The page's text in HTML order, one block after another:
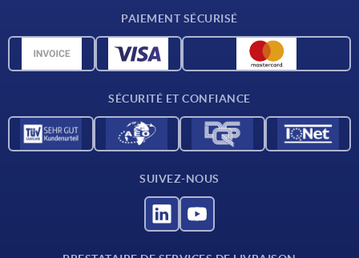
Données CAO
PAIEMENT SÉCURISÉ
SÉCURITÉ ET CONFIANCE
SUIVEZ-NOUS